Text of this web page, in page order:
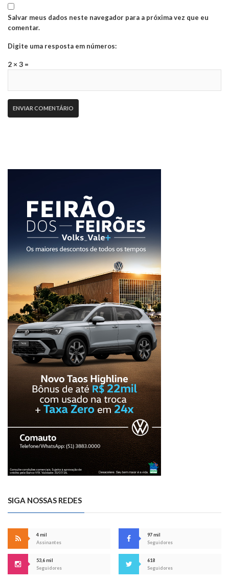
Salvar meus dados neste navegador para a próxima vez que eu
comentar.
Digite uma resposta em números:
2 × 3 =
SIGA NOSSAS REDES
4 mil
Assinantes
97 mil
Seguidores
53,6 mil
Seguidores
618
Seguidores